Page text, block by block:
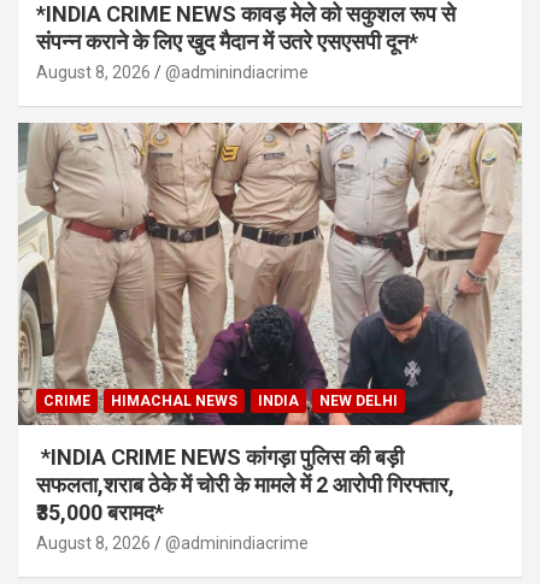
*INDIA CRIME NEWS कावड़ मेले को सकुशल रूप से
संपन्न कराने के लिए खुद मैदान में उतरे एसएसपी दून*
August 8, 2026 @adminindiacrime
CRIME HIMACHAL NEWS INDIA NEW DELHI
*INDIA CRIME NEWS कांगड़ा पुलिस की बड़ी
सफलता,शराब ठेके में चोरी के मामले में 2 आरोपी गिरफ्तार,
₹35,000 बरामद*
August 8, 2026 @adminindiacrime